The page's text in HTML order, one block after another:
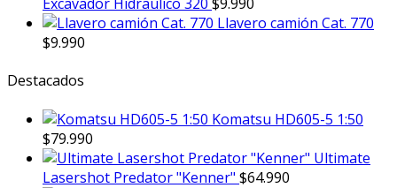
Llavero camión Cat. 770
$9.990
Destacados
Komatsu HD605-5 1:50
$79.990
Ultimate
Lasershot Predator "Kenner" $64.990